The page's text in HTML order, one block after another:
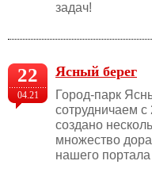
задач!
22
04.21
Ясный берег
Город-парк
сотрудничаем
создано
множество
нашего